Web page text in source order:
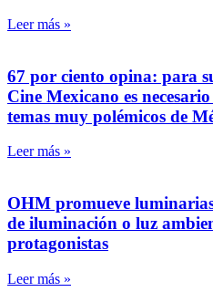
Leer más »
67 por ciento opina: para
Cine Mexicano es
temas muy polémicos de
Leer más »
OHM promueve
de iluminación o luz
protagonistas
Leer más »